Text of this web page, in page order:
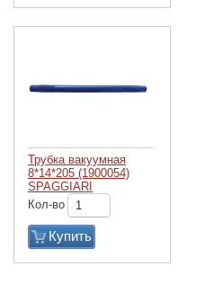
Трубка вакуумная
8*14*205 (1900054)
SPAGGIARI
Кол-во
Купить